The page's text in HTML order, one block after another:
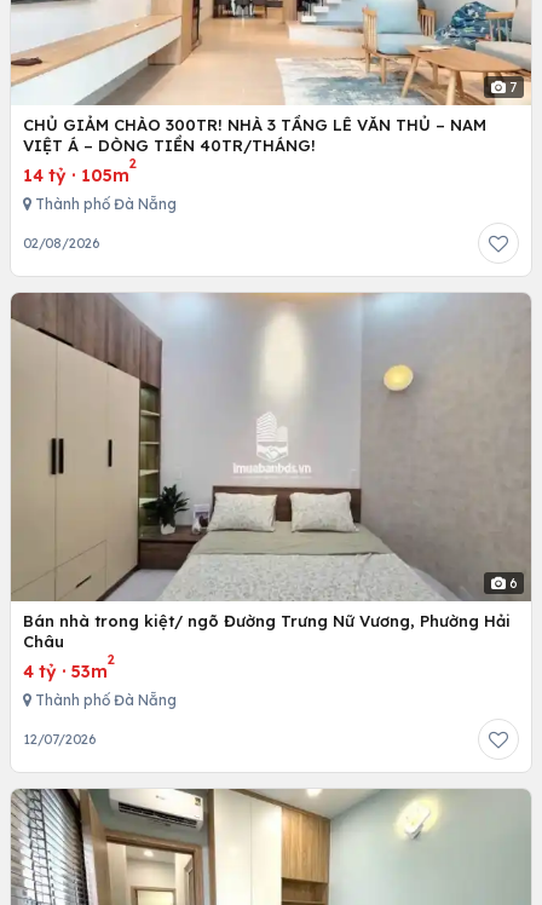
7
CHỦ GIẢM CHÀO 300TR! NHÀ 3 TẦNG LÊ VĂN THỦ – NAM
VIỆT Á – DÒNG TIỀN 40TR/THÁNG!
14 tỷ · 105m
2
Thành phố Đà Nẵng
02/08/2026
6
Bán nhà trong kiệt/ ngõ Đường Trưng Nữ Vương, Phường Hải
Châu
4 tỷ · 53m
2
Thành phố Đà Nẵng
12/07/2026